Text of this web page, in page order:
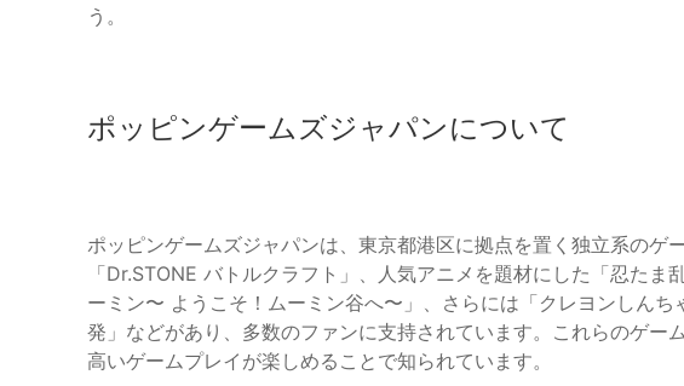
う。
ポッピンゲームズジャパンについて
ポッピンゲームズジャパンは、東京都港区に拠点を置く独立系のゲ
「Dr.STONE バトルクラフト」、人気アニメを題材にした「忍た
ーミン〜 ようこそ！ムーミン谷へ〜」、さらには「クレヨンしん
発」などがあり、多数のファンに支持されています。これらのゲー
高いゲームプレイが楽しめることで知られています。